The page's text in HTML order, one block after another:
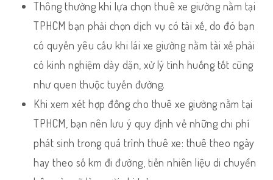
Thông thường khi lựa chọn thuê xe giường nằm tại
TPHCM bạn phải chọn dịch vụ có tài xế, do đó bạn
có quyền yêu cầu khi lái xe giường nằm tài xế phải
có kinh nghiệm dày dặn, xử lý tình huống tốt cũng
như quen thuộc tuyến đường.
Khi xem xét hợp đồng cho thuê xe giường nằm tại
TPHCM, bạn nên lưu ý quy định về những chi phí
phát sinh trong quá trình thuê xe: thuê theo ngày
hay theo số km đi đường, tiền nhiên liệu di chuyển